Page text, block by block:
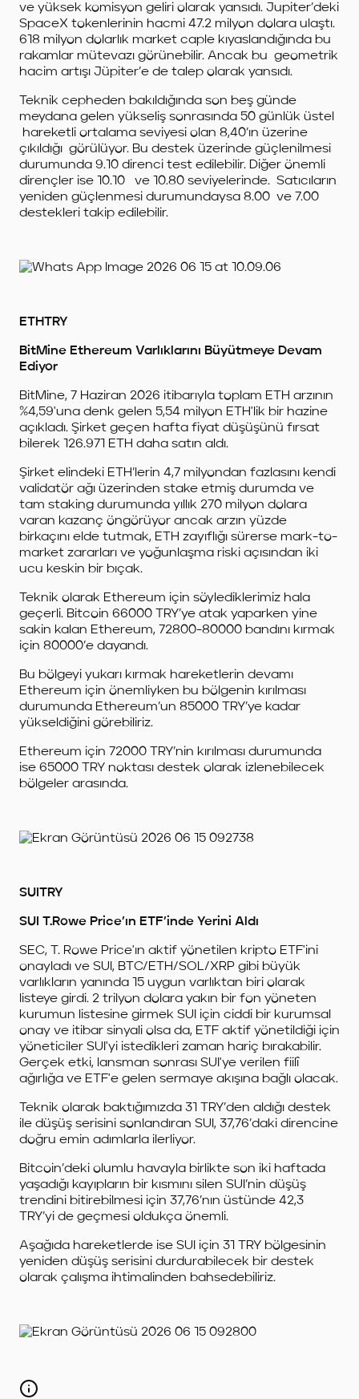
ve yüksek komisyon geliri olarak yansıdı. Jupiter’deki
SpaceX tokenlerinin hacmi 47.2 milyon dolara ulaştı.
618 milyon dolarlık market caple kıyaslandığında bu
rakamlar mütevazı görünebilir. Ancak bu geometrik
hacim artışı Jüpiter’e de talep olarak yansıdı.
Teknik cepheden bakıldığında son beş günde
meydana gelen yükseliş sonrasında 50 günlük üstel
hareketli ortalama seviyesi olan 8,40’ın üzerine
çıkıldığı görülüyor. Bu destek üzerinde güçlenilmesi
durumunda 9.10 direnci test edilebilir. Diğer önemli
dirençler ise 10.10 ve 10.80 seviyelerinde. Satıcıların
yeniden güçlenmesi durumundaysa 8.00 ve 7.00
destekleri takip edilebilir.
ETHTRY
BitMine Ethereum Varlıklarını Büyütmeye Devam
Ediyor
BitMine, 7 Haziran 2026 itibarıyla toplam ETH arzının
%4,59'una denk gelen 5,54 milyon ETH'lik bir hazine
açıkladı. Şirket geçen hafta fiyat düşüşünü fırsat
bilerek 126.971 ETH daha satın aldı.
Şirket elindeki ETH’lerin 4,7 milyondan fazlasını kendi
validatör ağı üzerinden stake etmiş durumda ve
tam staking durumunda yıllık 270 milyon dolara
varan kazanç öngörüyor ancak arzın yüzde
birkaçını elde tutmak, ETH zayıflığı sürerse mark-to-
market zararları ve yoğunlaşma riski açısından iki
ucu keskin bir bıçak.
Teknik olarak Ethereum için söylediklerimiz hala
geçerli. Bitcoin 66000 TRY’ye atak yaparken yine
sakin kalan Ethereum, 72800-80000 bandını kırmak
için 80000’e dayandı.
Bu bölgeyi yukarı kırmak hareketlerin devamı
Ethereum için önemliyken bu bölgenin kırılması
durumunda Ethereum’un 85000 TRY’ye kadar
yükseldiğini görebiliriz.
Ethereum için 72000 TRY’nin kırılması durumunda
ise 65000 TRY noktası destek olarak izlenebilecek
bölgeler arasında.
SUITRY
SUI T.Rowe Price’ın ETF’inde Yerini Aldı
SEC, T. Rowe Price'ın aktif yönetilen kripto ETF'ini
onayladı ve SUI, BTC/ETH/SOL/XRP gibi büyük
varlıkların yanında 15 uygun varlıktan biri olarak
listeye girdi. 2 trilyon dolara yakın bir fon yöneten
kurumun listesine girmek SUI için ciddi bir kurumsal
onay ve itibar sinyali olsa da, ETF aktif yönetildiği için
yöneticiler SUI'yi istedikleri zaman hariç bırakabilir.
Gerçek etki, lansman sonrası SUI'ye verilen fiilî
ağırlığa ve ETF'e gelen sermaye akışına bağlı olacak.
Teknik olarak baktığımızda 31 TRY’den aldığı destek
ile düşüş serisini sonlandıran SUI, 37,76’daki direncine
doğru emin adımlarla ilerliyor.
Bitcoin’deki olumlu havayla birlikte son iki haftada
yaşadığı kayıpların bir kısmını silen SUI’nin düşüş
trendini bitirebilmesi için 37,76’nın üstünde 42,3
TRY’yi de geçmesi oldukça önemli.
Aşağıda hareketlerde ise SUI için 31 TRY bölgesinin
yeniden düşüş serisini durdurabilecek bir destek
olarak çalışma ihtimalinden bahsedebiliriz.